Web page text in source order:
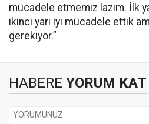
mücadele etmemiz lazım. İlk
ikinci yarı iyi mücadele ettik
gerekiyor.”
HABERE YORUM KAT